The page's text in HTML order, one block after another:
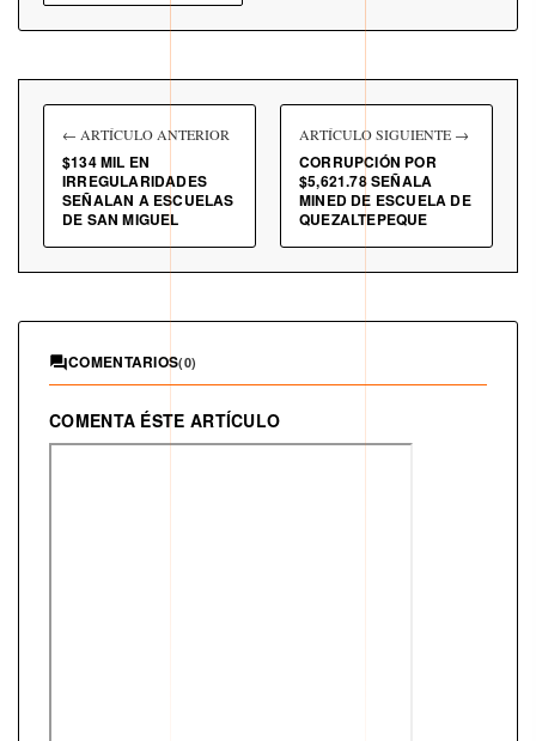
← ARTÍCULO ANTERIOR
$134 MIL EN
IRREGULARIDADES
SEÑALAN A ESCUELAS
DE SAN MIGUEL
ARTÍCULO SIGUIENTE →
CORRUPCIÓN POR
$5,621.78 SEÑALA
MINED DE ESCUELA DE
QUEZALTEPEQUE
COMENTARIOS(0)
COMENTA ÉSTE ARTÍCULO